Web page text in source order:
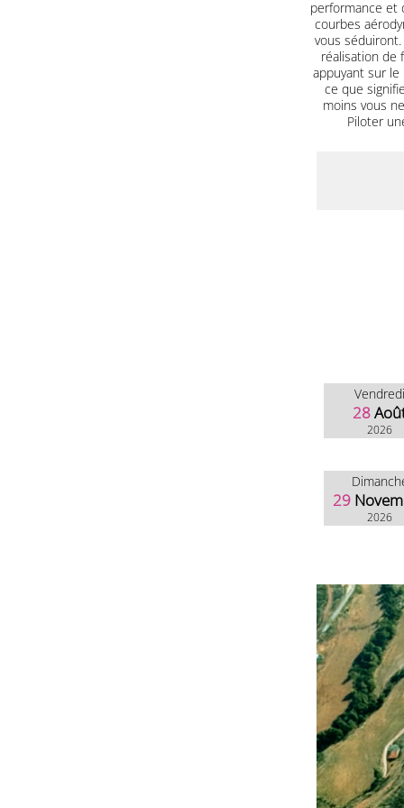
performance et
courbes
vous
réalisation de
appuyant sur le
ce que
moins vous
Piloter
28
2026
29
2026